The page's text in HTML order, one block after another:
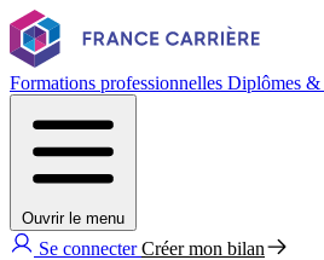
Formations professionnelles Diplômes &
Ouvrir le menu
Se connecterCréer mon bilan